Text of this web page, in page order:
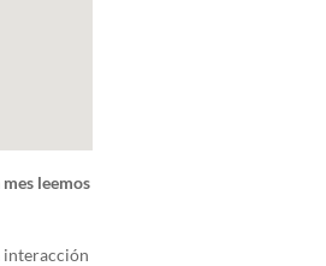
mes leemos
interacción